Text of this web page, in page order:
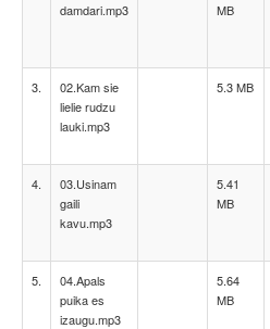
damdari.mp3
MB
3.
02.Kam sie
lielie rudzu
lauki.mp3
5.3 MB
4.
03.Usinam
gaili
kavu.mp3
5.41
MB
5.
04.Apals
puika es
izaugu.mp3
5.64
MB